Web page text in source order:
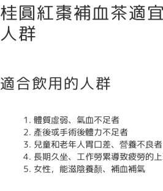
桂圓紅棗補血茶適
人群
適合飲用的人群
體質虛弱、氣血不足者
產後或手術後體力不足者
兒童和老年人胃口差、營養不良者
長期久坐、工作勞累導致疲勞的
女性，能滋陰養顏、補血補氣